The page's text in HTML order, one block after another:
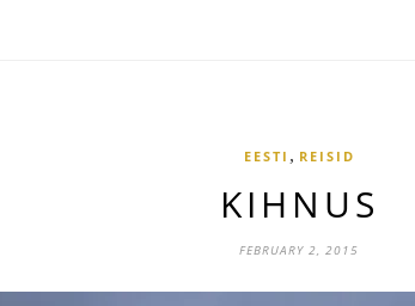
EESTI , REISID
KIHNUS
FEBRUARY 2, 2015